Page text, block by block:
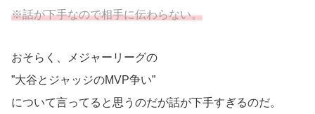
※話が下手なので相手に伝わらない。
おそらく、メジャーリーグの
”大谷とジャッジのMVP争い”
について言ってると思うのだが話が下手すぎるのだ。